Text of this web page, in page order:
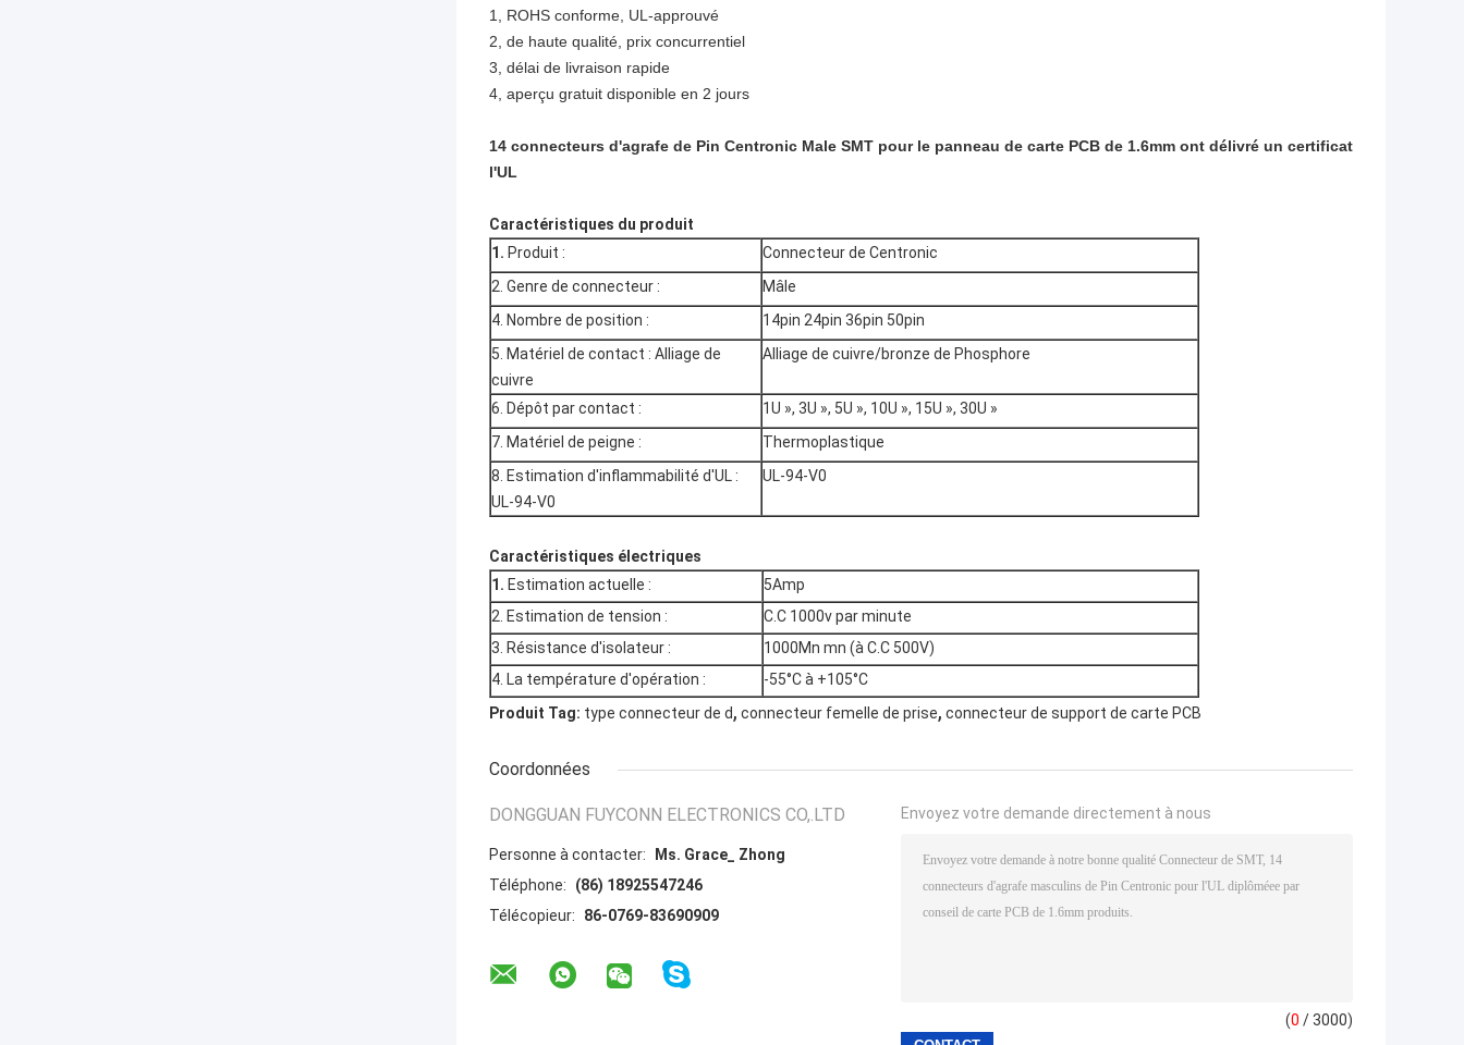
1, ROHS conforme, UL-approuvé
2, de haute qualité, prix concurrentiel
3, délai de livraison rapide
4, aperçu gratuit disponible en 2 jours
14 connecteurs d'agrafe de Pin Centronic Male SMT pour le panneau de carte PCB de 1.6mm ont délivré un certificat
l'UL
Caractéristiques du produit
1. Produit :
Connecteur de Centronic
2. Genre de connecteur :
Mâle
4. Nombre de position :
14pin 24pin 36pin 50pin
5. Matériel de contact : Alliage de
cuivre
Alliage de cuivre/bronze de Phosphore
6. Dépôt par contact :
1U », 3U », 5U », 10U », 15U », 30U »
7. Matériel de peigne :
Thermoplastique
8. Estimation d'inflammabilité d'UL :
UL-94-V0
UL-94-V0
Caractéristiques électriques
1. Estimation actuelle :
5Amp
2. Estimation de tension :
C.C 1000v par minute
3. Résistance d'isolateur :
1000Mn mn (à C.C 500V)
4. La température d'opération :
-55°C à +105°C
Produit Tag: type connecteur de d, connecteur femelle de prise, connecteur de support de carte PCB
Coordonnées
DONGGUAN FUYCONN ELECTRONICS CO,.LTD
Personne à contacter:
Ms. Grace_ Zhong
Téléphone:
(86) 18925547246
Télécopieur:
86-0769-83690909
Envoyez votre demande directement à nous
(0 / 3000)